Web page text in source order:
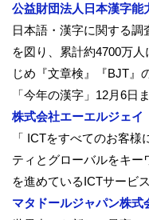
公益財団法人日本漢字能
日本語・漢字に関する調
を図り、
累計約4700万
じめ『文章検』『BJT』
「今年の漢字」12月6日
株式会社エーエルジェイ
「 ICTをすべてのお客様
ティとグローバルをキー
を進めているICTサービ
マタドールジャパン株式